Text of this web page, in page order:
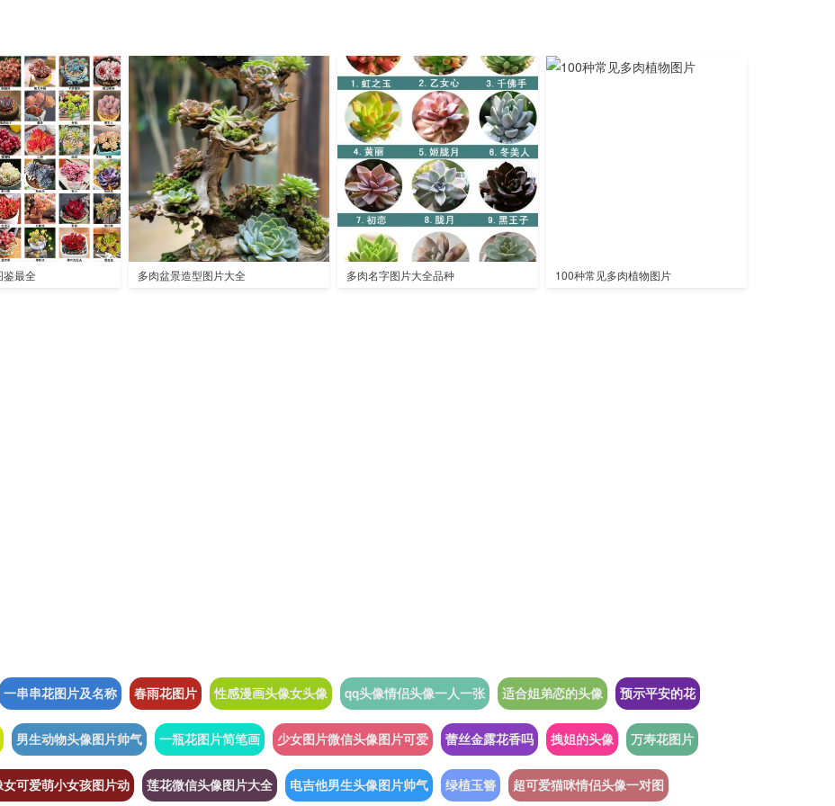
最全 多肉盆景造型图片大全 多肉名字图片大全品种 100种常见多肉植物图片
一串串花图片及名称 春雨花图片 性感漫画头像女头像 qq头像情侣头像一人一张 适合姐弟恋的头像 预示平安的花
男生动物头像图片帅气 一瓶花图片简笔画 少女图片微信头像图片可爱 蕾丝金露花香吗 拽姐的头像 万寿花图片
女可爱萌小女孩图片动 莲花微信头像图片大全 电吉他男生头像图片帅气 绿植玉簪 超可爱猫咪情侣头像一对图